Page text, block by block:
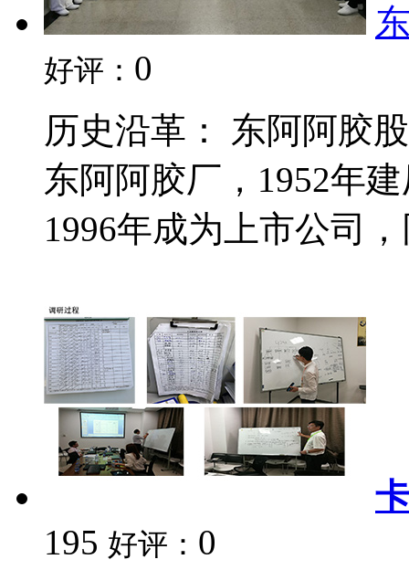
好评： 0
历史沿革： 东阿阿胶
东阿阿胶厂，1952年
1996年成为上市公司
195 好评： 0